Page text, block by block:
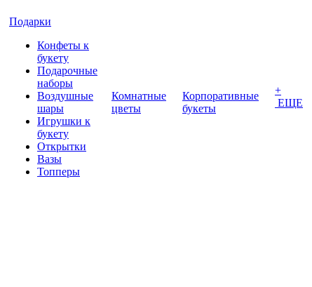
Подарки
Конфеты к
букету
Подарочные
наборы
Воздушные
шары
Игрушки к
букету
Открытки
Вазы
Топперы
Комнатные
цветы
Корпоративные
букеты
+
ЕЩЕ